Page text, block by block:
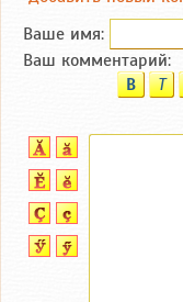
Ваше имя:
Ваш комментарий:
B T